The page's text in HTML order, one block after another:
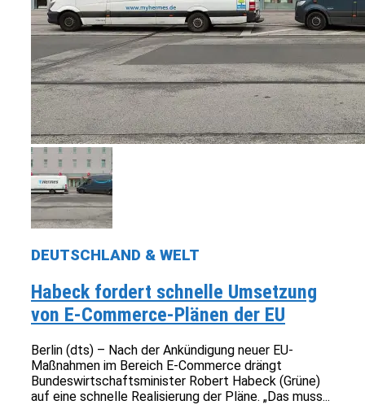
DEUTSCHLAND & WELT
Habeck fordert schnelle Umsetzung
von E-Commerce-Plänen der EU
Berlin (dts) – Nach der Ankündigung neuer EU-
Maßnahmen im Bereich E-Commerce drängt
Bundeswirtschaftsminister Robert Habeck (Grüne)
auf eine schnelle Realisierung der Pläne. „Das muss...